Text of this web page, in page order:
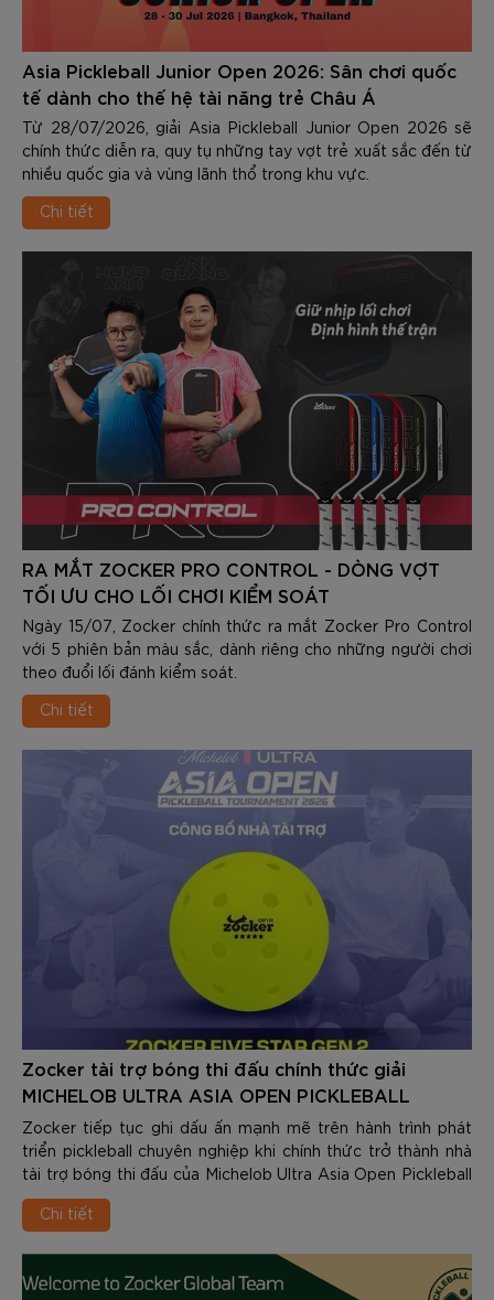
Asia Pickleball Junior Open 2026: Sân chơi quốc
tế dành cho thế hệ tài năng trẻ Châu Á
Từ 28/07/2026, giải Asia Pickleball Junior Open 2026 sẽ
chính thức diễn ra, quy tụ những tay vợt trẻ xuất sắc đến từ
nhiều quốc gia và vùng lãnh thổ trong khu vực.
Chi tiết
RA MẮT ZOCKER PRO CONTROL - DÒNG VỢT
TỐI ƯU CHO LỐI CHƠI KIỂM SOÁT
Ngày 15/07, Zocker chính thức ra mắt Zocker Pro Control
với 5 phiên bản màu sắc, dành riêng cho những người chơi
theo đuổi lối đánh kiểm soát.
Chi tiết
Zocker tài trợ bóng thi đấu chính thức giải
MICHELOB ULTRA ASIA OPEN PICKLEBALL
TOURNAMENT 2026
Zocker tiếp tục ghi dấu ấn mạnh mẽ trên hành trình phát
triển pickleball chuyên nghiệp khi chính thức trở thành nhà
tài trợ bóng thi đấu của Michelob Ultra Asia Open Pickleball
Tournament 2026 – một trong những giải đấu pickleball quy
mô lớn và được mong chờ nhất trong năm.
Chi tiết